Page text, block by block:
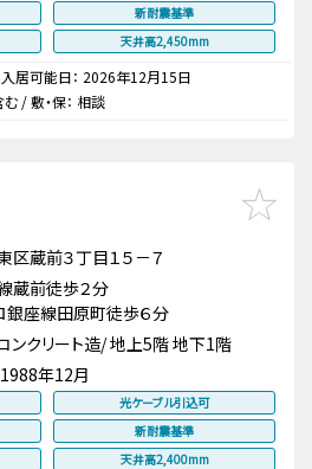
新耐震基準
天井高2,450mm
入居可能日： 2026年12月15日
む / 敷・保： 相談
区蔵前３丁目１５－７
蔵前徒歩２分
銀座線田原町徒歩６分
ンクリート造/ 地上5階 地下1階
1988年12月
光ケーブル引込可
新耐震基準
天井高2,400mm